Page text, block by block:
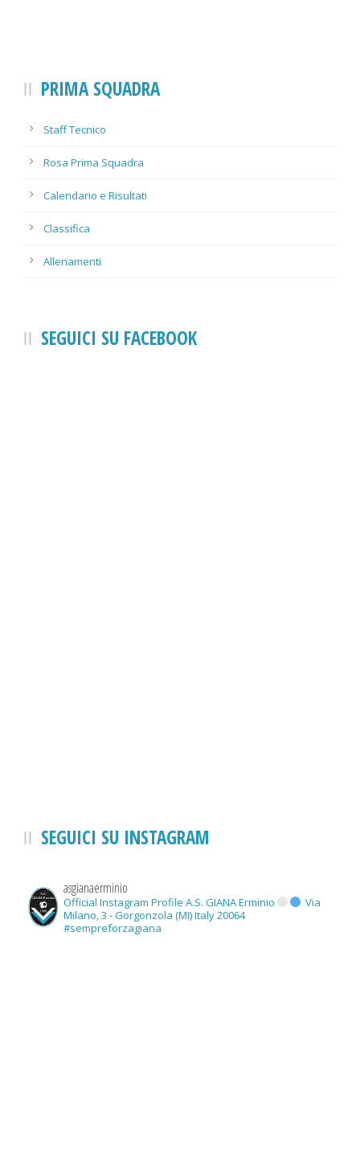
PRIMA SQUADRA
Staff Tecnico
Rosa Prima Squadra
Calendario e Risultati
Classifica
Allenamenti
SEGUICI SU FACEBOOK
SEGUICI SU INSTAGRAM
asgianaerminio
Official Instagram Profile A.S. GIANA Erminio
Via
Milano, 3 - Gorgonzola (MI) Italy 20064
#sempreforzagiana